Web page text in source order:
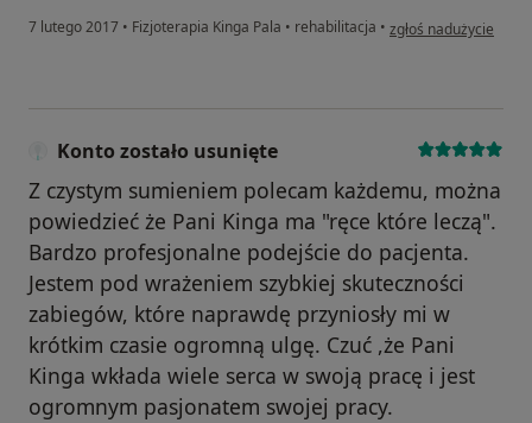
7 lutego 2017 • Fizjoterapia Kinga Pala • rehabilitacja • w opinii użytkownika
zgłoś nadużycie
Konto zostało usunięte
Z czystym sumieniem polecam każdemu, można
powiedzieć że Pani Kinga ma "ręce które leczą".
Bardzo profesjonalne podejście do pacjenta.
Jestem pod wrażeniem szybkiej skuteczności
zabiegów, które naprawdę przyniosły mi w
krótkim czasie ogromną ulgę. Czuć ,że Pani
Kinga wkłada wiele serca w swoją pracę i jest
ogromnym pasjonatem swojej pracy.